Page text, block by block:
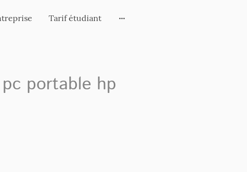
Tarif étudiant
portable hp